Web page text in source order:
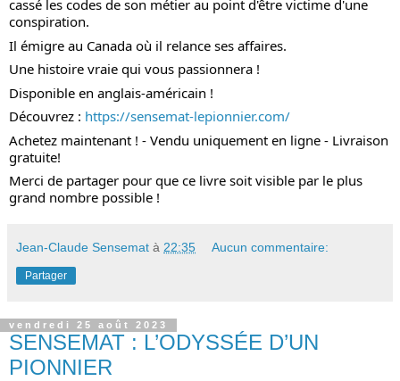
cassé les codes de son métier au point d'être victime d'une
conspiration.
Il émigre au Canada où il relance ses affaires.
Une histoire vraie qui vous passionnera !
Disponible en anglais-américain !
Découvrez : https://sensemat-lepionnier.com/
Achetez maintenant ! - Vendu uniquement en ligne - Livraison
gratuite!
Merci de partager pour que ce livre soit visible par le plus
grand nombre possible !
Jean-Claude Sensemat à 22:35 Aucun commentaire:
Partager
vendredi 25 août 2023
SENSEMAT : L’ODYSSÉE D’UN
PIONNIER